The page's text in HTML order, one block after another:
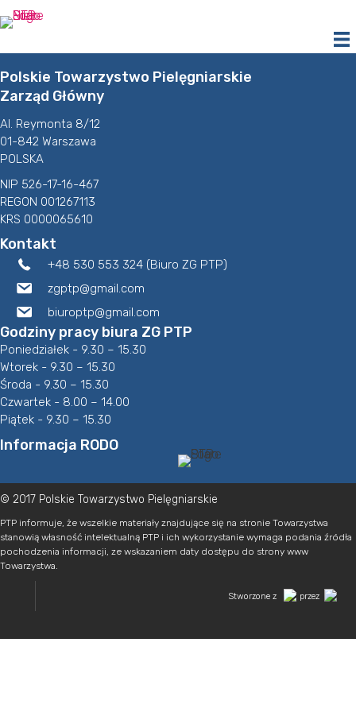
Przejdź
do
Polskie Towarzystwo Pielęgniarskie
Zarząd Główny
Al. Reymonta 8/12
01-842 Warszawa
POLSKA
NIP 526-17-16-467
REGON 001267113
KRS 0000065610
Kontakt
+48 530 553 324 (Biuro ZG PTP)
zgptp@gmail.com
biuroptp@gmail.com
Godziny pracy biura ZG PTP
Poniedziałek - 9.30 – 15.30
Wtorek - 9.30 – 15.30
Środa - 9.30 – 15.30
Czwartek - 8.00 – 14.00
Piątek - 9.30 – 15.30
Informacja RODO
© 2017 Polskie Towarzystwo Pielęgniarskie
PTP informuje, że wszelkie materiały znajdujące się na stronie Towarzystwa
stanowią własność intelektualną PTP i ich wykorzystanie wymaga podania źródła
pochodzenia informacji, ze wskazaniem daty dostępu do strony www
Towarzystwa.
Stworzone z przez